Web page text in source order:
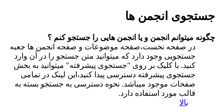
جستجوی انجمن ها
چگونه میتوانم انجمن و یا انجمن هایی را جستجو کنم ؟
در صفحه نخست،صفحه موضوعات و صفحه انجمن ها جعبه
جستجویی وجود دارد که میتوانید متن جستجو را در آن وارد
کنید. با کلیک بر روی "جستجوی پیشرفته" میتوانید به بخش
جستجوی پیشرفته دسترسی پیدا کنید،این لینک در تمامی
صفحات موجود میباشد. نحوه دسترسی به جستجو بسته به
قالب مورد استفاده دارد.
بالا